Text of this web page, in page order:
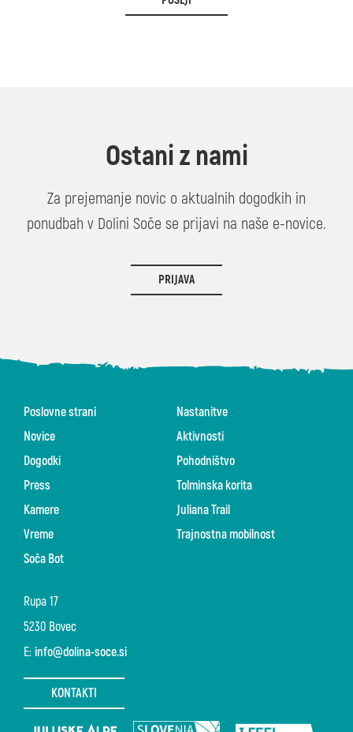
Ostani z nami
Za prejemanje novic o aktualnih dogodkih in
ponudbah v Dolini Soče se prijavi na naše e-novice.
PRIJAVA
Rupa 17
5230 Bovec
E: info@dolina-soce.si
KONTAKTI
Poslovne strani
Novice
Dogodki
Press
Kamere
Vreme
Soča Bot
Nastanitve
Aktivnosti
Pohodništvo
Tolminska korita
Juliana Trail
Trajnostna mobilnost